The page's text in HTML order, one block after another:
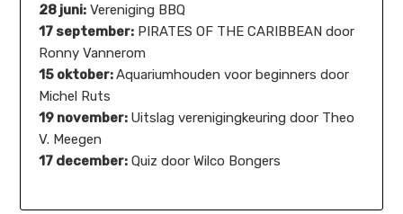
28 juni: Vereniging BBQ
17 september: PIRATES OF THE CARIBBEAN door
Ronny Vannerom
15 oktober:Aquariumhouden voor beginners door
Michel Ruts
19 november: Uitslag verenigingkeuring door Theo
V. Meegen
17 december: Quiz door Wilco Bongers